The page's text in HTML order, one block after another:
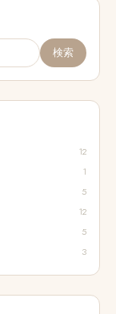
検索
12
1
5
12
5
3